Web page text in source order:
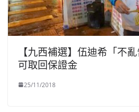
【九西補選】伍迪希「不
可取回保證金
25/11/2018